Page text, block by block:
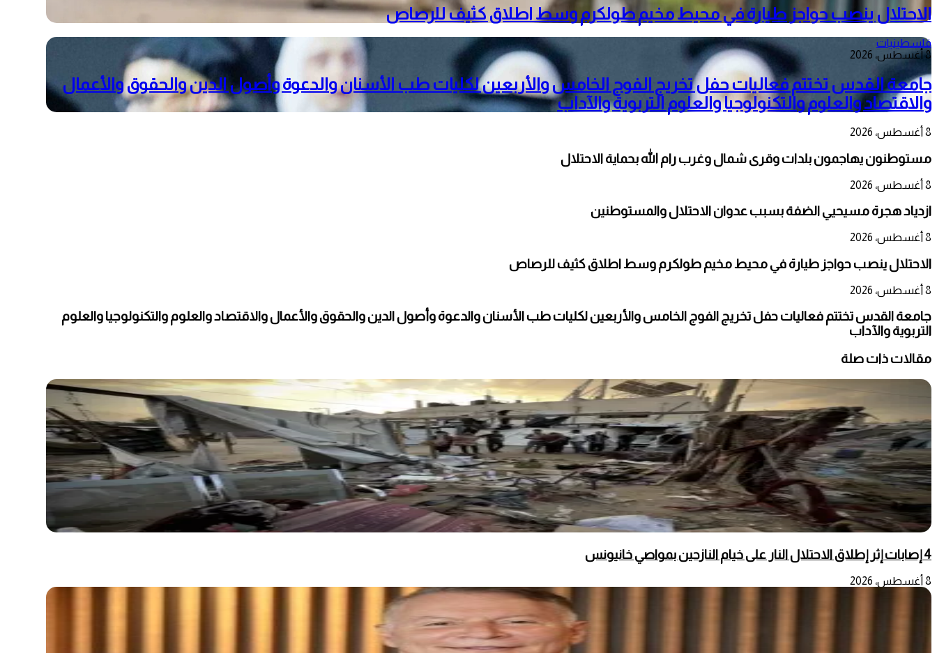
الاحتلال ينصب حواجز طيارة في محيط مخيم طولكرم وسط اطلاق كثيف للرصاص
فلسطينيات
8 أغسطس، 2026
جامعة القدس تختتم فعاليات حفل تخريج الفوج الخامس والأربعين لكليات طب الأسنان والدعوة وأصول الدين والحقوق والأعمال
والاقتصاد والعلوم والتكنولوجيا والعلوم التربوية والآداب
8 أغسطس، 2026
مستوطنون يهاجمون بلدات وقرى شمال وغرب رام الله بحماية الاحتلال
8 أغسطس، 2026
ازدياد هجرة مسيحيي الضفة بسبب عدوان الاحتلال والمستوطنين
8 أغسطس، 2026
الاحتلال ينصب حواجز طيارة في محيط مخيم طولكرم وسط اطلاق كثيف للرصاص
8 أغسطس، 2026
جامعة القدس تختتم فعاليات حفل تخريج الفوج الخامس والأربعين لكليات طب الأسنان والدعوة وأصول الدين والحقوق والأعمال والاقتصاد والعلوم والتكنولوجيا والعلوم
التربوية والآداب
مقالات ذات صلة
4 إصابات إثر إطلاق الاحتلال النار على خيام النازحين بمواصي خانيونس
8 أغسطس، 2026